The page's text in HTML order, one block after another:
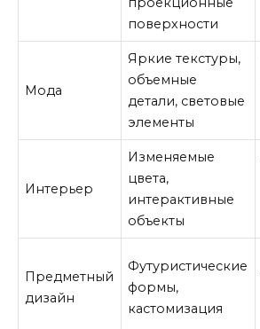
поверхности
Мода
Яркие текстуры,
объемные
детали, световые
элементы
Интерьер
Изменяемые
цвета,
интерактивные
объекты
Предметный
дизайн
Футуристические
формы,
кастомизация